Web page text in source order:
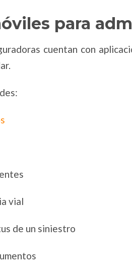
para
cuentan con
vial
de un siniestro